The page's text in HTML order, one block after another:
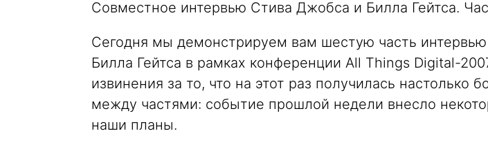
Совместное интервью Стива Джобса и Билла Гейтса.
Сегодня мы демонстрируем вам шестую часть
Билла Гейтса в рамках конференции All Things Digital-
извинения за то, что на этот раз получилась настолько
между частями: событие прошлой недели внесло
наши планы.